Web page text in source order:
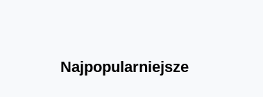
Najpopularniejsze